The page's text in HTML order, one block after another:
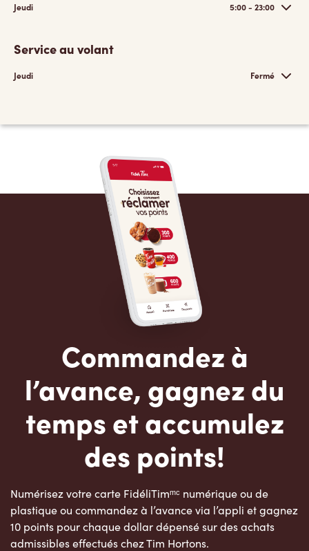
Jeudi 5:00 - 23:00
Service au volant
Jeudi Fermé
Commandez à
l’avance, gagnez du
temps et accumulez
des points!
Numérisez votre carte FidéliTimᵐᶜ numérique ou de
plastique ou commandez à l’avance via l’appli et gagnez
10 points pour chaque dollar dépensé sur des achats
admissibles effectués chez Tim Hortons.